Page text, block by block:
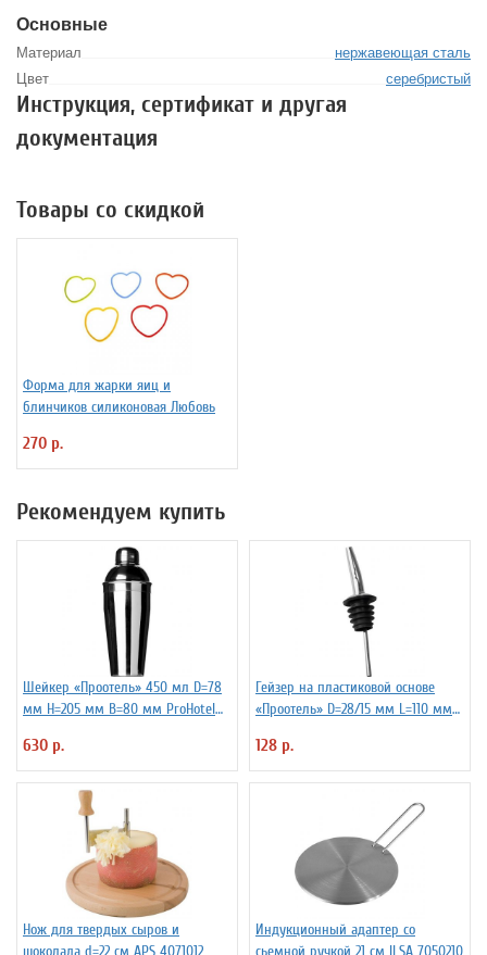
Основные
Материал
нержавеющая сталь
Цвет
серебристый
Инструкция, сертификат и другая
документация
Товары со скидкой
Форма для жарки яиц и
блинчиков силиконовая Любовь
270 р.
Рекомендуем купить
Шейкер «Проотель» 450 мл D=78
мм H=205 мм B=80 мм ProHotel
630 р.
Гейзер на пластиковой основе
«Проотель» D=28/15 мм L=110 мм
128 р.
Нож для твердых сыров и
шоколада d=22 см APS 4071012
Индукционный адаптер со
сьемной ручкой 21 см ILSA 7050210